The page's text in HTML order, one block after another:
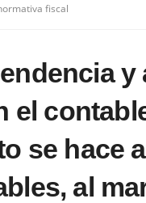
fiscal
y
el
se hace
al